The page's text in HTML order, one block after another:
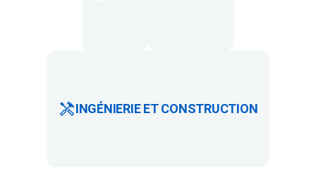
INGÉNIERIE ET CONSTRUCTION